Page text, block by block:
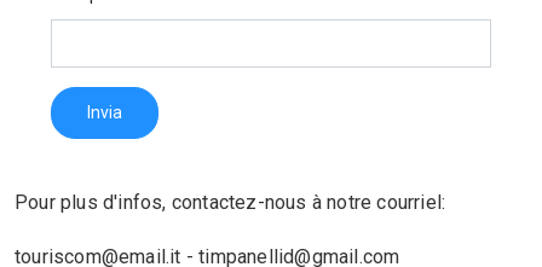
Invia
Pour plus d'infos, contactez-nous à notre courriel:
touriscom@email.it - timpanellid@gmail.com